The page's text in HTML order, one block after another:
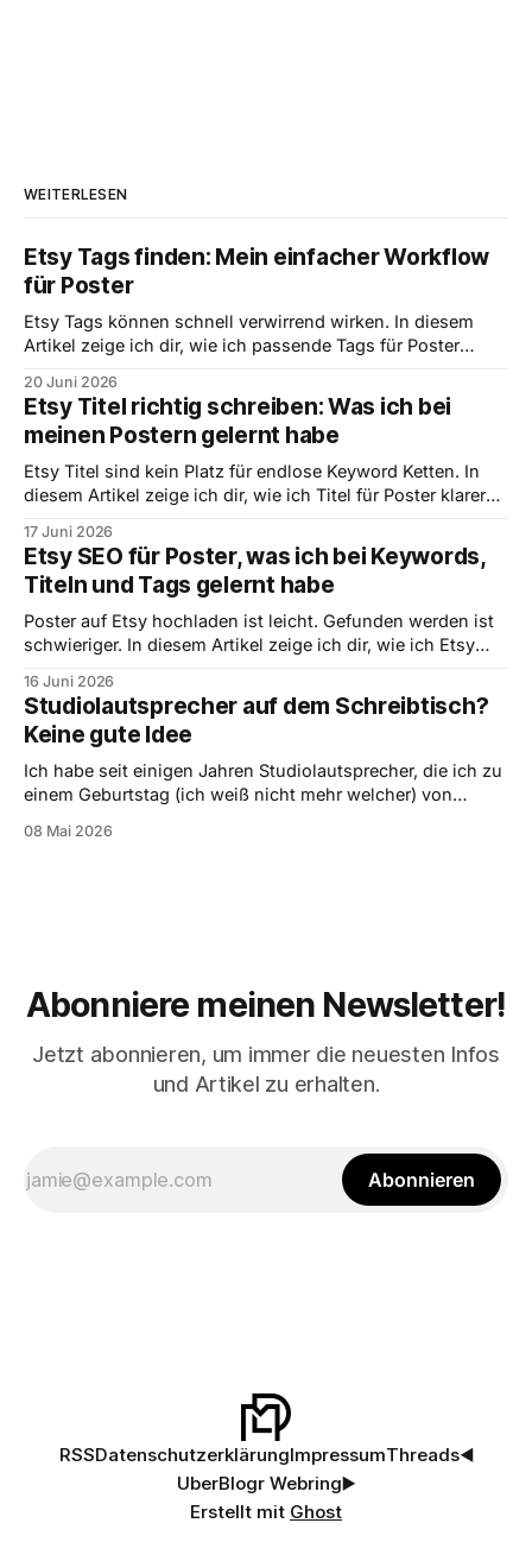
WEITERLESEN
Etsy Tags finden: Mein einfacher Workflow
für Poster
Etsy Tags können schnell verwirrend wirken. In diesem
Artikel zeige ich dir, wie ich passende Tags für Poster
schöne Wörter und wie ich aus einem Motiv sinnvolle Tag
Ideen ableite.
20 Juni 2026
Etsy Titel richtig schreiben: Was ich bei
meinen Postern gelernt habe
Etsy Titel sind kein Platz für endlose Keyword Ketten. In
diesem Artikel zeige ich dir, wie ich Titel für Poster klarer
verständliche Titel oft besser sind als künstlich optimierte.
17 Juni 2026
Etsy SEO für Poster, was ich bei Keywords,
Titeln und Tags gelernt habe
Poster auf Etsy hochladen ist leicht. Gefunden werden ist
schwieriger. In diesem Artikel zeige ich dir, wie ich Etsy
und worauf ich bei Titeln, Tags und Produktbildern achte.
16 Juni 2026
Studiolautsprecher auf dem Schreibtisch?
Keine gute Idee
Ich habe seit einigen Jahren Studiolautsprecher, die ich zu
einem Geburtstag (ich weiß nicht mehr welcher) von
einige Jahre her sein, da sie damals in meinem Zimmer
08 Mai 2026
Abonniere meinen Newsletter!
Jetzt abonnieren, um immer die neuesten Infos
und Artikel zu erhalten.
Abonnieren
RSSDatenschutzerklärungImpressumThreads◀️
UberBlogr Webring▶️
Erstellt mit Ghost